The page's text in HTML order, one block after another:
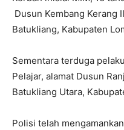
Dusun Kembang Kerang
Batukliang, Kabupaten
Sementara terduga
Pelajar, alamat Dusun
Batukliang Utara,
Polisi telah